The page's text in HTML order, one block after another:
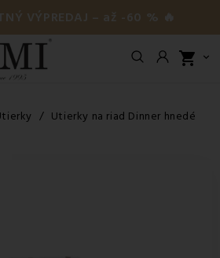
VÝPREDAJ – až -60 % 🔥
shopping_cart 
Utierky na riad Dinner hnedé